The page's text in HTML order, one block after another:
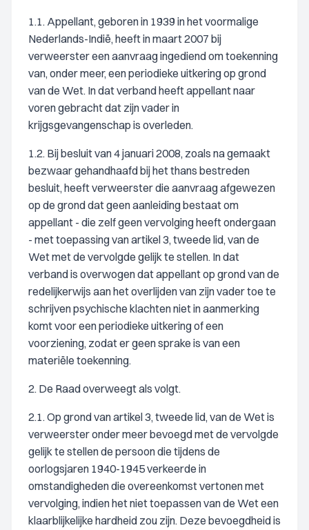
1.1. Appellant, geboren in 1939 in het voormalige
Nederlands-Indië, heeft in maart 2007 bij
verweerster een aanvraag ingediend om toekenning
van, onder meer, een periodieke uitkering op grond
van de Wet. In dat verband heeft appellant naar
voren gebracht dat zijn vader in
krijgsgevangenschap is overleden.
1.2. Bij besluit van 4 januari 2008, zoals na gemaakt
bezwaar gehandhaafd bij het thans bestreden
besluit, heeft verweerster die aanvraag afgewezen
op de grond dat geen aanleiding bestaat om
appellant - die zelf geen vervolging heeft ondergaan
- met toepassing van artikel 3, tweede lid, van de
Wet met de vervolgde gelijk te stellen. In dat
verband is overwogen dat appellant op grond van de
redelijkerwijs aan het overlijden van zijn vader toe te
schrijven psychische klachten niet in aanmerking
komt voor een periodieke uitkering of een
voorziening, zodat er geen sprake is van een
materiële toekenning.
2. De Raad overweegt als volgt.
2.1. Op grond van artikel 3, tweede lid, van de Wet is
verweerster onder meer bevoegd met de vervolgde
gelijk te stellen de persoon die tijdens de
oorlogsjaren 1940-1945 verkeerde in
omstandigheden die overeenkomst vertonen met
vervolging, indien het niet toepassen van de Wet een
klaarblijkelijke hardheid zou zijn. Deze bevoegdheid is